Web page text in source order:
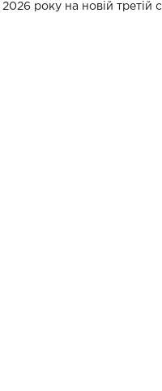
2026 року на новій третій